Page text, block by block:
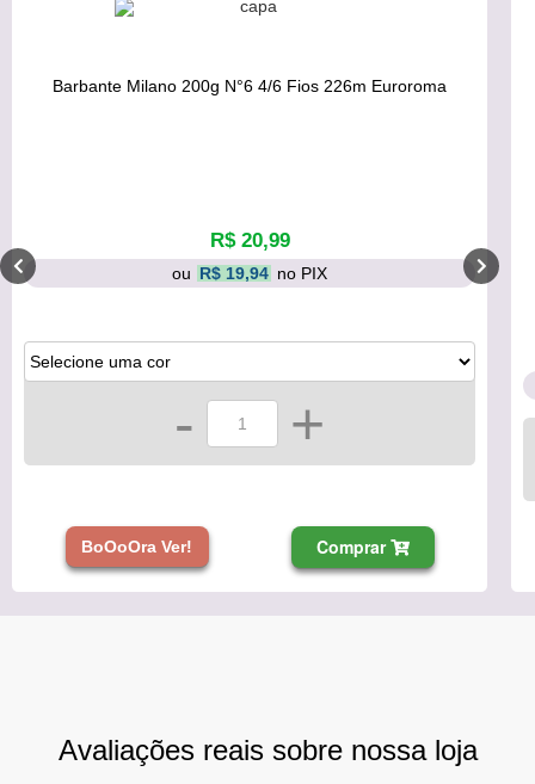
Barbante Milano 200g N°6 4/6 Fios 226m Euroroma
R$ 20,99
ou R$ 19,94 no PIX
- +
BoOoOra Ver! Comprar
Avaliações reais sobre nossa loja